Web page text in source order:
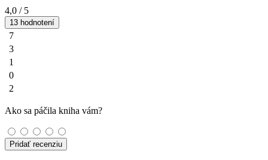
4,0 / 5
13 hodnotení
7
3
1
0
2
Ako sa páčila kniha vám?
Pridať recenziu